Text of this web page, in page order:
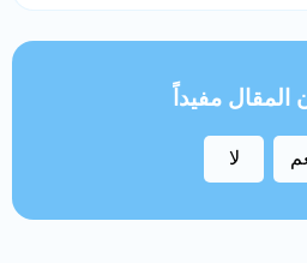
مفيداً
لا